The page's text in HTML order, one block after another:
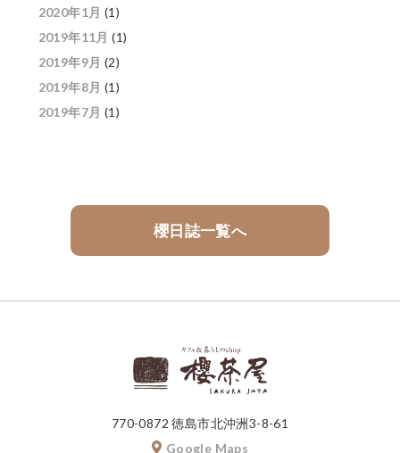
2020年1月 (1)
2019年11月 (1)
2019年9月 (2)
2019年8月 (1)
2019年7月 (1)
櫻日誌一覧へ
770-0872 徳島市北沖洲3-8-61
Google Maps